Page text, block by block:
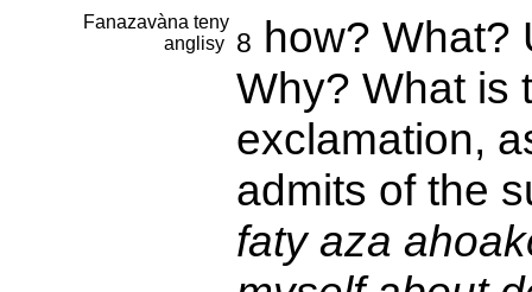
Fanazavàna teny
anglisy
8 how? What?
Why? What is
exclamation,
admits of the
faty aza